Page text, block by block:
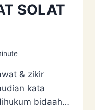
SOLAT
& zikir
kata
bidaah…